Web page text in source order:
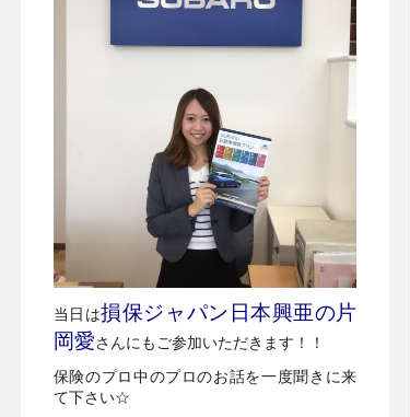
当日は損保ジャパン日本興亜の片
岡愛さんにもご参加いただきます！！
保険のプロ中のプロのお話を一度聞きに来
て下さい☆